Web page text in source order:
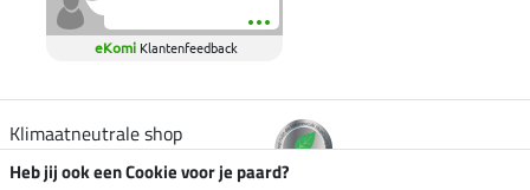
eKomi Klantenfeedback
Klimaatneutrale shop
Heb jij ook een Cookie voor je paard?